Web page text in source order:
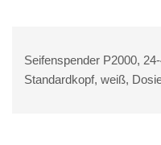
Seifenspender P2000,
Standardkopf, weiß,